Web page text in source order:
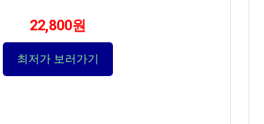
22,800원
최저가 보러가기